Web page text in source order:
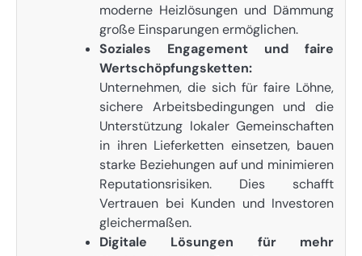
moderne Heizlösungen und Dämmung
große Einsparungen ermöglichen.
Soziales Engagement und faire
Wertschöpfungsketten:
Unternehmen, die sich für faire Löhne,
sichere Arbeitsbedingungen und die
Unterstützung lokaler Gemeinschaften
in ihren Lieferketten einsetzen, bauen
starke Beziehungen auf und minimieren
Reputationsrisiken. Dies schafft
Vertrauen bei Kunden und Investoren
gleichermaßen.
Digitale Lösungen für mehr